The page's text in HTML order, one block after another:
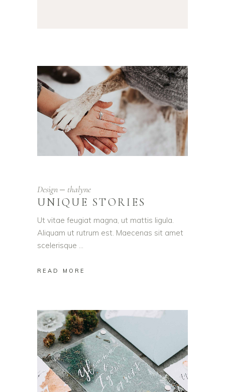
Design thalyne
UNIQUE STORIES
Ut vitae feugiat magna, ut mattis ligula.
Aliquam ut rutrum est. Maecenas sit amet
scelerisque
READ MORE